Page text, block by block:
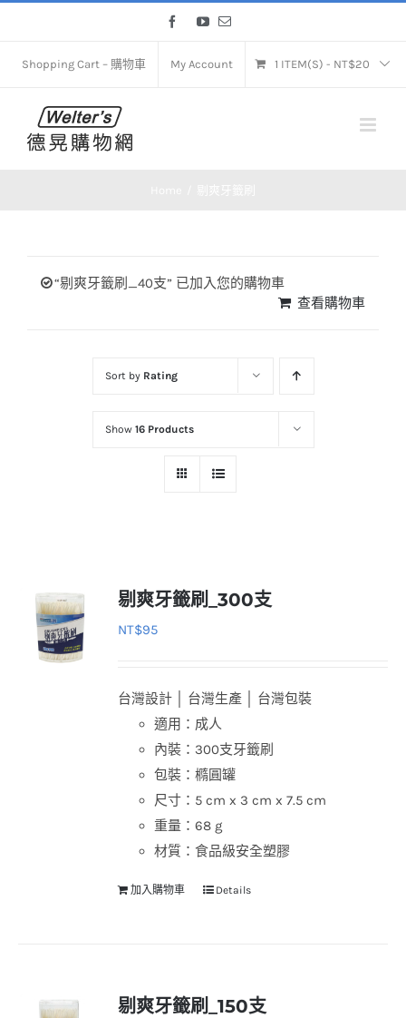
content
FacebookYouTube
Email
Shopping Cart – 購物車 My Account 1 ITEM(S) - NT$20
“剔爽牙籤刷_40支” 已加入您的購物車
查看購物車
Sort by Rating
Show 16 Products
剔爽牙籤刷_300支
NT$95
台灣設計 │ 台灣生產 │ 台灣包裝
適用：成人
內裝：300支牙籤刷
包裝：橢圓罐
尺寸：5 cm x 3 cm x 7.5 cm
重量：68 g
材質：食品級安全塑膠
加入購物車 Details
剔爽牙籤刷_150支